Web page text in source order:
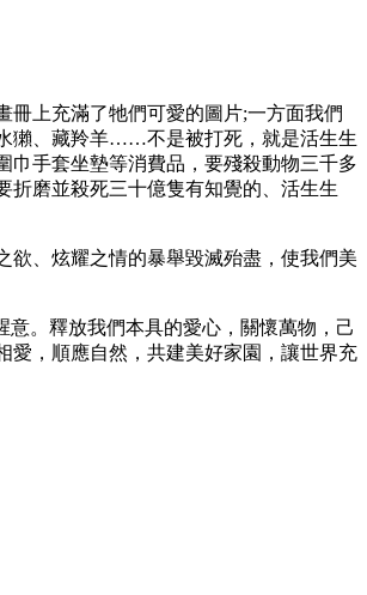
上充滿了牠們可愛的圖片;一方面我們
獺、藏羚羊……不是被打死，就是活生生
巾手套坐墊等消費品，要殘殺動物三千多
折磨並殺死三十億隻有知覺的、活生生
、炫耀之情的暴舉毀滅殆盡，使我們美
。釋放我們本具的愛心，關懷萬物，己
愛，順應自然，共建美好家園，讓世界充